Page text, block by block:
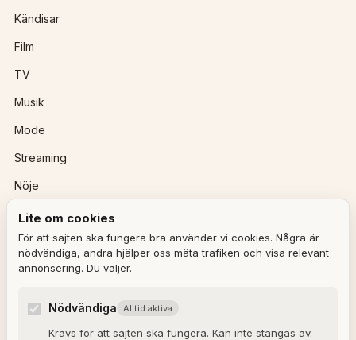
Kändisar
Film
TV
Musik
Mode
Streaming
Nöje
Ulla Granqvist
Lite om cookies
För att sajten ska fungera bra använder vi cookies. Några är
nödvändiga, andra hjälper oss mäta trafiken och visa relevant
annonsering. Du väljer.
Nödvändiga Alltid aktiva
Krävs för att sajten ska fungera. Kan inte stängas av.